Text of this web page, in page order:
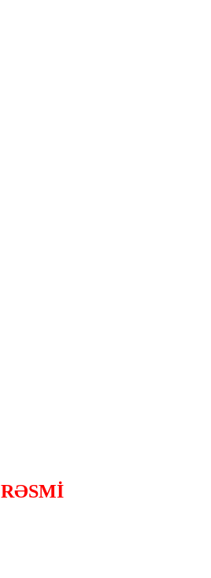
RƏSMİ